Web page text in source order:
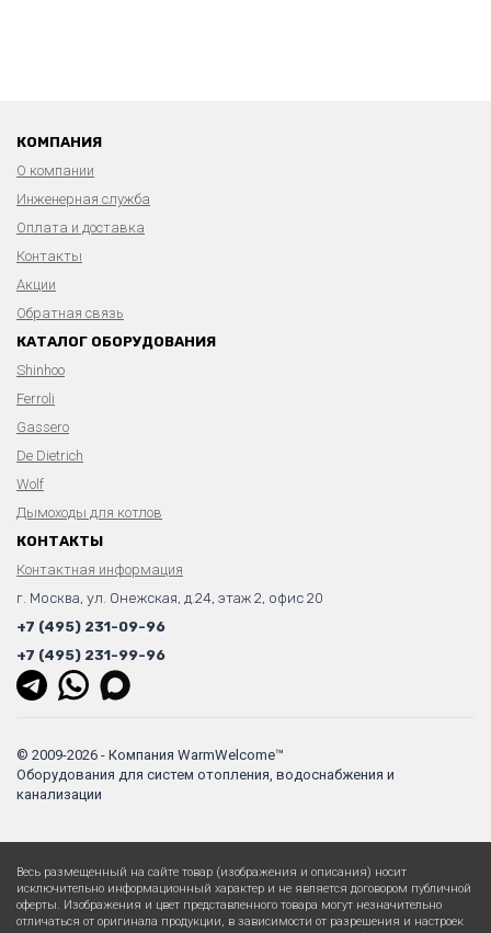
КОМПАНИЯ
О компании
Инженерная служба
Оплата и доставка
Контакты
Акции
Обратная связь
КАТАЛОГ ОБОРУДОВАНИЯ
Shinhoo
Ferroli
Gassero
De Dietrich
Wolf
Дымоходы для котлов
КОНТАКТЫ
Контактная информация
г. Москва, ул. Онежская, д.24, этаж 2, офис 20
+7 (495) 231-09-96
+7 (495) 231-99-96
© 2009-2026 - Компания WarmWelcome™
Оборудования для систем отопления, водоснабжения и
канализации
Весь размещенный на сайте товар (изображения и описания) носит
исключительно информационный характер и не является договором публичной
оферты. Изображения и цвет представленного товара могут незначительно
отличаться от оригинала продукции, в зависимости от разрешения и настроек